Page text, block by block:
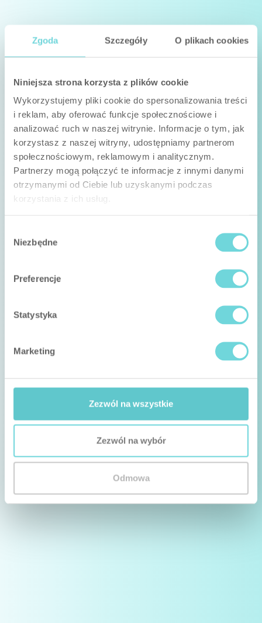
Zgoda Szczegóły O plikach cookies
Niniejsza strona korzysta z plików cookie
Wykorzystujemy pliki cookie do spersonalizowania treści
i reklam, aby oferować funkcje społecznościowe i
analizować ruch w naszej witrynie. Informacje o tym, jak
korzystasz z naszej witryny, udostępniamy partnerom
społecznościowym, reklamowym i analitycznym.
Partnerzy mogą połączyć te informacje z innymi danymi
otrzymanymi od Ciebie lub uzyskanymi podczas
korzystania z ich usług.
zgody
Niezbędne
Preferencje
Statystyka
Marketing
Zezwól na wszystkie
Zezwól na wybór
Odmowa